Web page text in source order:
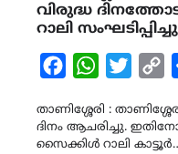
വിരുദ്ധ
റാലി സംഘടിപ്പിച്ചു
FacebookWhatsApp
താണിശ്ശേരി :
ദിനം ആചരിച്ചു.
സൈക്കിൾ റാലി